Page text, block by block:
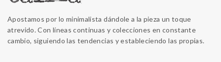
Apostamos por lo minimalista dándole a la pieza un toque
atrevido. Con líneas continuas y colecciones en constante
cambio, siguiendo las tendencias y estableciendo las propias.